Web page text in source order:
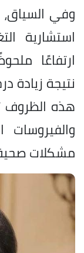
وفي السياق،
استشارية
ارتفاعًا
نتيجة زيادة
هذه الظروف
مشكلات